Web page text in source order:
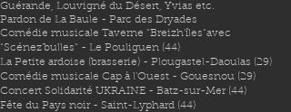
Guérande, Louvigné du Désert, Yvias etc.
Pardon de La Baule - Parc des Dryades
Comédie musicale Taverne "Breizh'îles"avec
"Scénez'bulles" - Le Pouliguen (44)
La Petite ardoise (brasserie) - Plougastel-Daoulas (29)
Comédie musicale Cap à l'Ouest - Gouesnou (29)
Concert Solidarité UKRAINE - Batz-sur-Mer (44)
Fête du Pays noir - Saint-Lyphard (44)